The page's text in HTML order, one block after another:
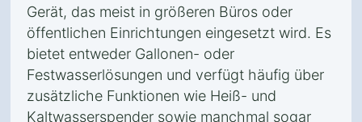
Gerät, das meist in größeren Büros oder
öffentlichen Einrichtungen eingesetzt wird. Es
bietet entweder Gallonen- oder
Festwasserlösungen und verfügt häufig über
zusätzliche Funktionen wie Heiß- und
Kaltwasserspender sowie manchmal sogar